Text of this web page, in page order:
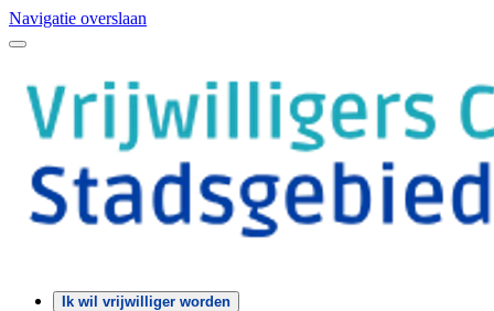
Navigatie overslaan
Ik wil vrijwilliger worden